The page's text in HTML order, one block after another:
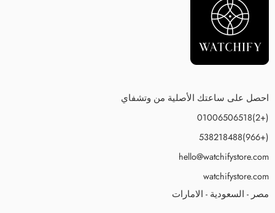
احصل على ساعتك الأصلية من وتشفاي
(+2)01006506518
(+966)538218488
hello@watchifystore.com
watchifystore.com
مصر - السعودية - الامارات